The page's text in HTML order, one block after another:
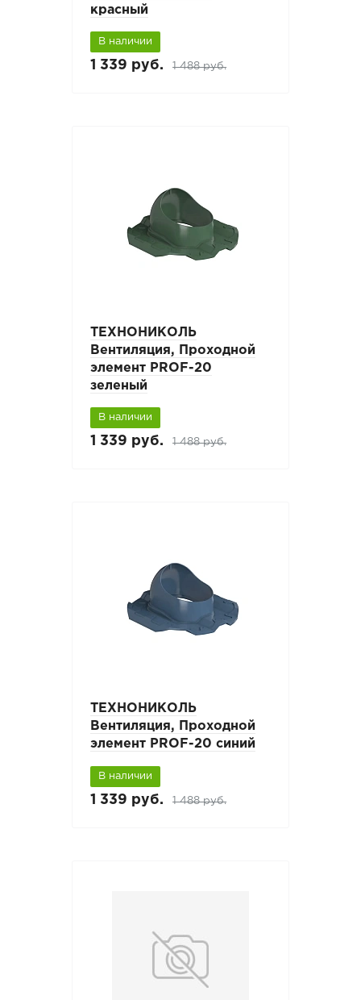
красный
В наличии
1 339 руб. 1 488 руб.
ТЕХНОНИКОЛЬ
Вентиляция, Проходной
элемент PROF-20
зеленый
В наличии
1 339 руб. 1 488 руб.
ТЕХНОНИКОЛЬ
Вентиляция, Проходной
элемент PROF-20 синий
В наличии
1 339 руб. 1 488 руб.